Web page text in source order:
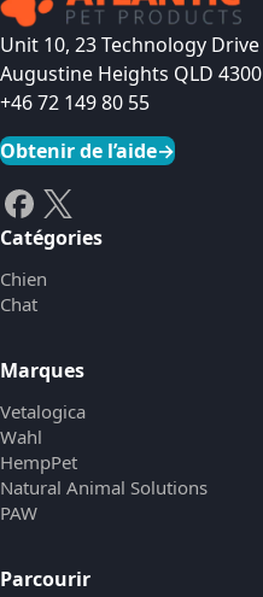
Unit 10, 23 Technology Drive
Augustine Heights QLD 4300
+46 72 149 80 55
Obtenir de l’aide→
Catégories
Chien
Chat
Marques
Vetalogica
Wahl
HempPet
Natural Animal Solutions
PAW
Parcourir